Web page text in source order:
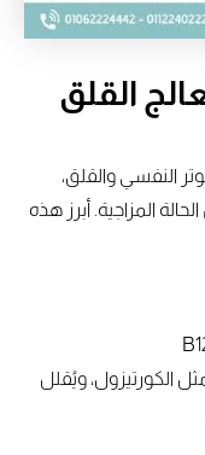
القلق
النفسي والقلق،
المزاجية. أبرز هذه
الكورتيزول، ويُقلل